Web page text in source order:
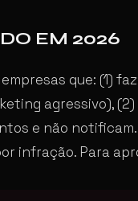
EM 2026
que: (1)
agressivo),
e não
infração. Para